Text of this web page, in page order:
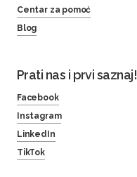
Centar za pomoć
Blog
Prati nas i prvi saznaj!
Facebook
Instagram
LinkedIn
TikTok